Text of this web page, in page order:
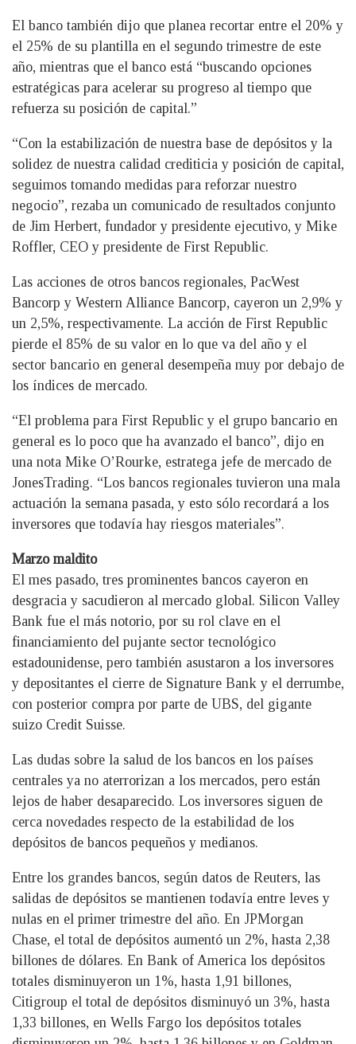
El banco también dijo que planea recortar entre el 20% y
el 25% de su plantilla en el segundo trimestre de este
año, mientras que el banco está “buscando opciones
estratégicas para acelerar su progreso al tiempo que
refuerza su posición de capital.”
“Con la estabilización de nuestra base de depósitos y la
solidez de nuestra calidad crediticia y posición de capital,
seguimos tomando medidas para reforzar nuestro
negocio”, rezaba un comunicado de resultados conjunto
de Jim Herbert, fundador y presidente ejecutivo, y Mike
Roffler, CEO y presidente de First Republic.
Las acciones de otros bancos regionales, PacWest
Bancorp y Western Alliance Bancorp, cayeron un 2,9% y
un 2,5%, respectivamente. La acción de First Republic
pierde el 85% de su valor en lo que va del año y el
sector bancario en general desempeña muy por debajo de
los índices de mercado.
“El problema para First Republic y el grupo bancario en
general es lo poco que ha avanzado el banco”, dijo en
una nota Mike O’Rourke, estratega jefe de mercado de
JonesTrading. “Los bancos regionales tuvieron una mala
actuación la semana pasada, y esto sólo recordará a los
inversores que todavía hay riesgos materiales”.
Marzo maldito
El mes pasado, tres prominentes bancos cayeron en
desgracia y sacudieron al mercado global. Silicon Valley
Bank fue el más notorio, por su rol clave en el
financiamiento del pujante sector tecnológico
estadounidense, pero también asustaron a los inversores
y depositantes el cierre de Signature Bank y el derrumbe,
con posterior compra por parte de UBS, del gigante
suizo Credit Suisse.
Las dudas sobre la salud de los bancos en los países
centrales ya no aterrorizan a los mercados, pero están
lejos de haber desaparecido. Los inversores siguen de
cerca novedades respecto de la estabilidad de los
depósitos de bancos pequeños y medianos.
Entre los grandes bancos, según datos de Reuters, las
salidas de depósitos se mantienen todavía entre leves y
nulas en el primer trimestre del año. En JPMorgan
Chase, el total de depósitos aumentó un 2%, hasta 2,38
billones de dólares. En Bank of America los depósitos
totales disminuyeron un 1%, hasta 1,91 billones,
Citigroup el total de depósitos disminuyó un 3%, hasta
1,33 billones, en Wells Fargo los depósitos totales